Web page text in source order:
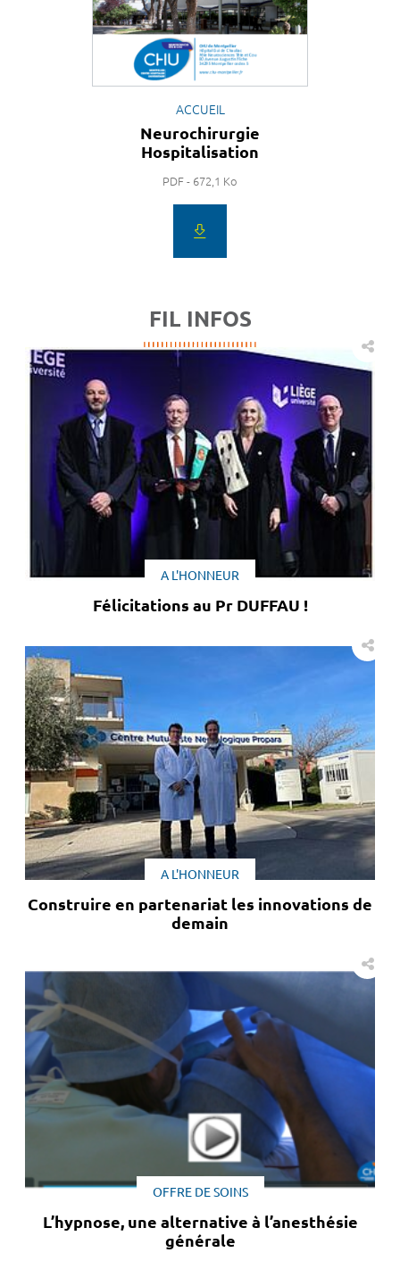
ACCUEIL
Neurochirurgie
Hospitalisation
PDF - 672,1 Ko
FIL INFOS
A L'HONNEUR
Félicitations au Pr DUFFAU !
A L'HONNEUR
Construire en partenariat les innovations de
demain
OFFRE DE SOINS
L’hypnose, une alternative à l’anesthésie
générale